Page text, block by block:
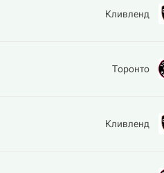
Кливленд
Торонто
Кливленд